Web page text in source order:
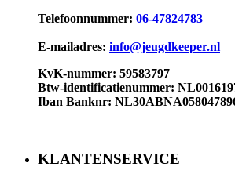
Telefoonnummer: 06-47824783
E-mailadres: info@jeugdkeeper.nl
KvK-nummer: 59583797
Btw-identificatienummer:
Iban Banknr:
KLANTENSERVICE